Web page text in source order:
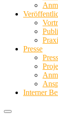
Presse
Interner